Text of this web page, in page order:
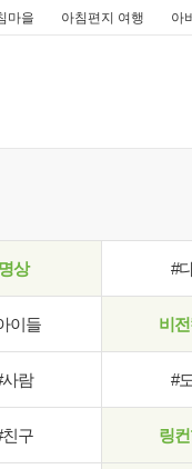
마을 아침편지 여행 아
명상 #
이들 비
람 #
구 링